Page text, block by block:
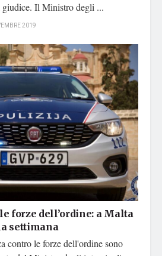
Il Ministro degli ...
2019
forze dell’ordine: a Malta
settimana
contro le forze dell'ordine sono